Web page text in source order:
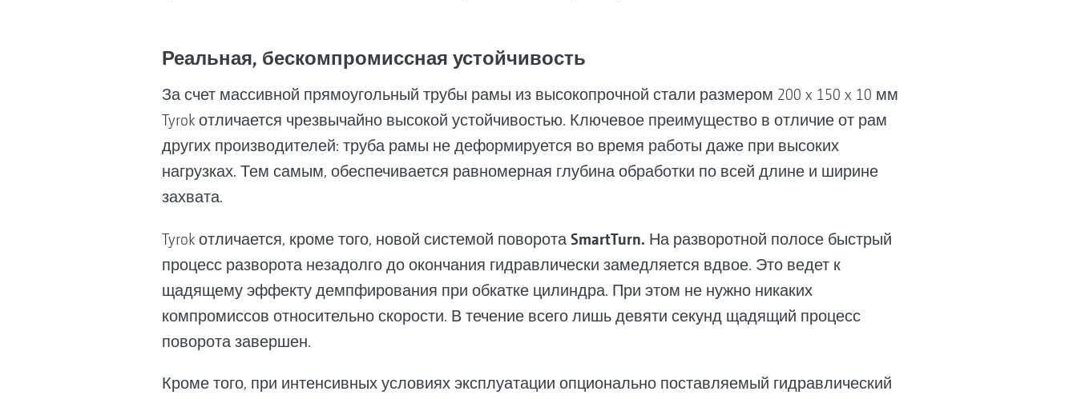
Реальная, бескомпромиссная устойчивость
За счет массивной прямоугольный трубы рамы из высокопрочной стали размером 200 x 150 x 10 мм
Tyrok отличается чрезвычайно высокой устойчивостью. Ключевое преимущество в отличие от рам
других производителей: труба рамы не деформируется во время работы даже при высоких
нагрузках. Тем самым, обеспечивается равномерная глубина обработки по всей длине и ширине
захвата.
Tyrok отличается, кроме того, новой системой поворота SmartTurn. На разворотной полосе быстрый
процесс разворота незадолго до окончания гидравлически замедляется вдвое. Это ведет к
щадящему эффекту демпфирования при обкатке цилиндра. При этом не нужно никаких
компромиссов относительно скорости. В течение всего лишь девяти секунд щадящий процесс
поворота завершен.
Кроме того, при интенсивных условиях эксплуатации опционально поставляемый гидравлический